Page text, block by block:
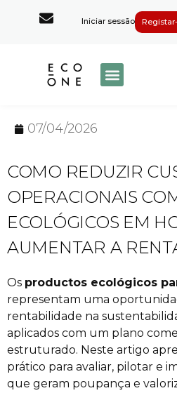
Iniciar sessão
07/04/2026
COMO REDUZIR
OPERACIONAIS
ECOLÓGICOS EM
AUMENTAR A
Os productos ecológicos
representam uma
rentabilidade na
aplicados com um plano
estruturado. Neste artigo
prático para avaliar, pilotar e
que geram poupança e